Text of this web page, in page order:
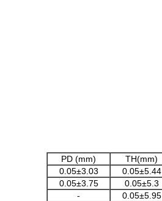
TH(mm)
PD (mm)
0.05±5.44
0.05±3.03
0.05±5.3
0.05±3.75
0.05±5.95
-